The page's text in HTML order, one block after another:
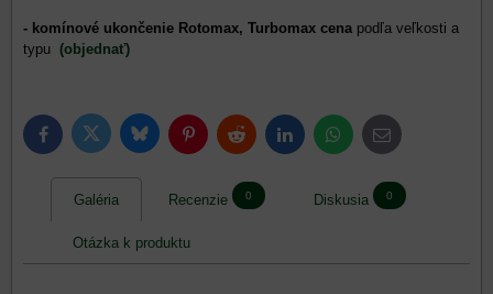
- komínové ukončenie Rotomax, Turbomax cena podľa veľkosti a
typu (objednať)
FacebookTwitter BlueskyPinterestReddit LinkedInWhatsApp
E-
mail
Galéria Recenzie 0 Diskusia 0
Otázka k produktu